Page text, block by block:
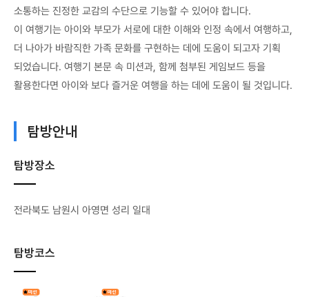
소통하는 진정한 교감의 수단으로 기능할 수 있어야 합니다.
이 여행기는 아이와 부모가 서로에 대한 이해와 인정 속에서 여행하고,
더 나아가 바람직한 가족 문화를 구현하는 데에 도움이 되고자 기획
되었습니다. 여행기 본문 속 미션과, 함께 첨부된 게임보드 등을
활용한다면 아이와 보다 즐거운 여행을 하는 데에 도움이 될 것입니다.
탐방안내
탐방장소
전라북도 남원시 아영면 성리 일대
탐방코스